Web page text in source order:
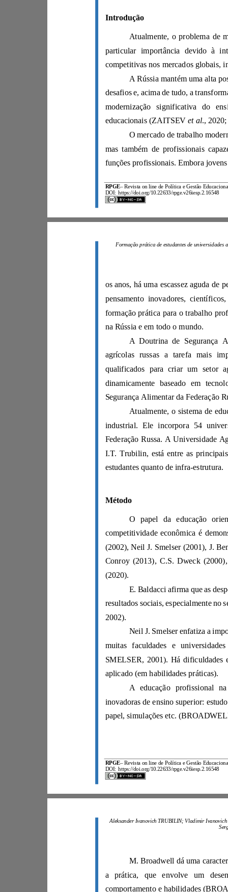
RPGE–
DOI:
https://doi.org/10.22633/rpge.v26iesp.2.16548
Introdução
educacionais (ZAITSEV et al
RPGE–
DOI:
https://doi.org/10.22633/rpge.v26iesp.2.16548
estudantes quanto de infra-estrutura.
Método